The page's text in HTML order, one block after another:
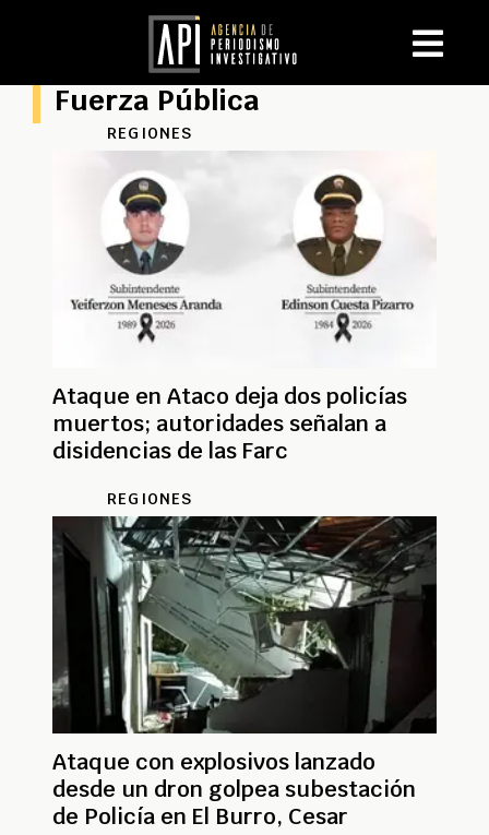
Fuerza Pública
REGIONES
Ataque en Ataco deja dos policías
muertos; autoridades señalan a
disidencias de las Farc
REGIONES
Ataque con explosivos lanzado
desde un dron golpea subestación
de Policía en El Burro, Cesar